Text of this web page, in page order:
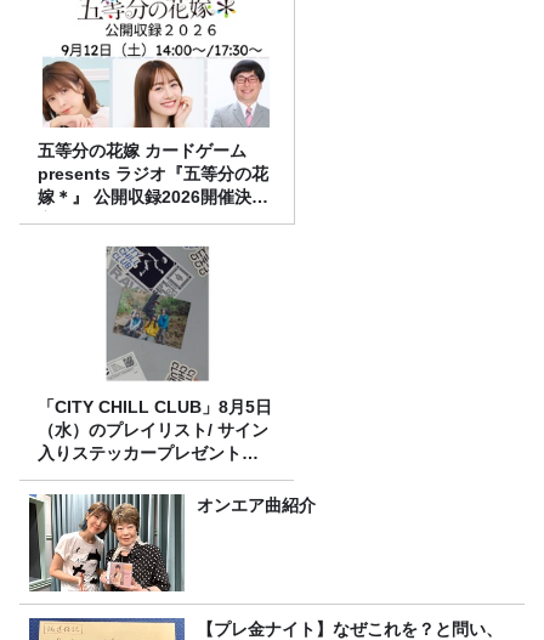
五等分の花嫁 カードゲーム
presents ラジオ『五等分の花
嫁＊』 公開収録2026開催決
定！
「CITY CHILL CLUB」8月5日
（水）のプレイリスト/ サイン
入りステッカープレゼント有
り
オンエア曲紹介
【プレ金ナイト】なぜこれを？と問い、